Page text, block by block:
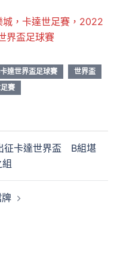
，卡達世足賽，2022
界盃足球賽
達世界盃足球賽
世界盃
賽
征卡達世界盃 B組堪